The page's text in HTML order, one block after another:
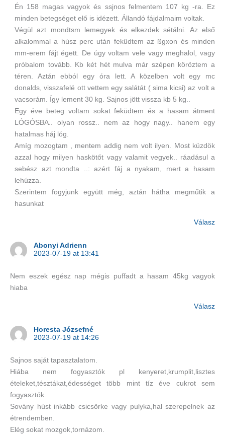
Én 158 magas vagyok és ssjnos felmentem 107 kg -ra. Ez
minden betegséget elő is idézett. Állandó fájdalmaim voltak.
Végül azt mondtsm lemegyek és elkezdek sétálni. Az első
alkalommal a húsz perc után feküdtem az ßgxon és minden
mm-erem fájt égett. De úgy voltam vele vagy meghalol, vagy
próbalom tovább. Kb két hét mulva már szépen köröztem a
téren. Aztán ebból egy óra lett. A közelben volt egy mc
donalds, visszafelé ott vettem egy salátát ( sima kicsi) az volt a
vacsorám. Így lement 30 kg. Sajnos jött vissza kb 5 kg..
Egy éve beteg voltam sokat feküdtem és a hasam átment
LÓGÓSBA.. olyan rossz.. nem az hogy nagy.. hanem egy
hatalmas háj lóg.
Amíg mozogtam , mentem addig nem volt ilyen. Most küzdök
azzal hogy milyen haskötőt vagy valamit vegyek.. ráadásul a
sebész azt mondta ..: azért fáj a nyakam, mert a hasam
lehúzza.
Szerintem fogyjunk együtt még, aztán hátha megműtik a
hasunkat
Válasz
Abonyi Adrienn
2023-07-19 at 13:41
Nem eszek egész nap mégis puffadt a hasam 45kg vagyok
hiaba
Válasz
Horesta Józsefné
2023-07-19 at 14:26
Sajnos saját tapasztalatom.
Hiába nem fogyasztók pl kenyeret,krumplit,lisztes
ételeket,tésztákat,édességet több mint tíz éve cukrot sem
fogyasztók.
Sovány húst inkább csicsörke vagy pulyka,hal szerepelnek az
étrendemben.
Elég sokat mozgok,tornázom.